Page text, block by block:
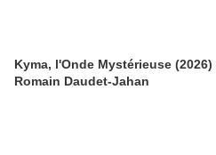
Kyma, l'Onde Mystérieuse (2026)
Romain Daudet-Jahan